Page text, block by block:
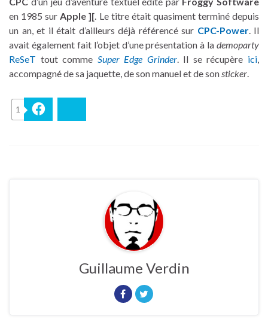
en 1985 surApple ][. Le titre était quasiment terminé depuis
un an, et il était d’ailleurs déjà référencé sur CPC-Power. Il
avait également fait l’objet d’une présentation à la demoparty
ReSeT tout comme Super Edge Grinder. Il se récupère ici,
accompagné de sa jaquette, de son manuel et de sonsticker.
1
Guillaume Verdin